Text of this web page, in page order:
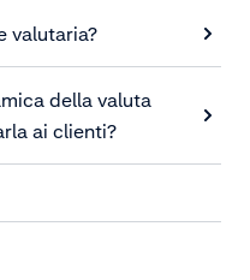
valutaria?
della valuta
ai clienti?